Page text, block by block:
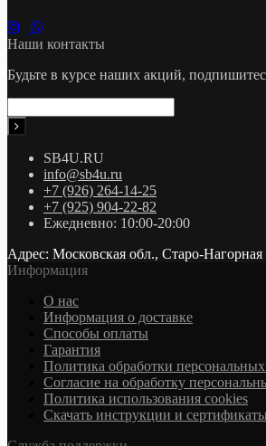
Наши контакты
Будьте в курсе наших акций,
SB4U.RU
info@sb4u.ru
+7 (926) 264-14-25
+7 (925) 904-22-82
Ежедневно: 10:00-20:00
Адрес: Московская обл., Старо-
Информация
О нас
Информация о доставке
Cпособы оплаты
Гарантия
Политика обработки
Согласие на обработку
Политика использования cookies
Скачать инструкции и сертификаты